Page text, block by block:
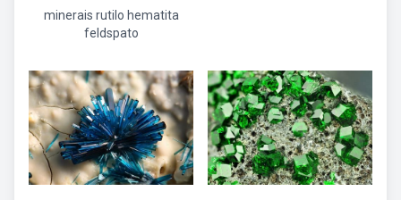
minerais rutilo hematita
feldspato